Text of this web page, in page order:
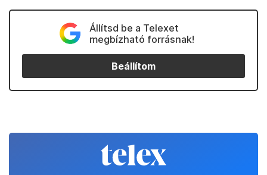
Állítsd be a Telexet
megbízható forrásnak!
Beállítom